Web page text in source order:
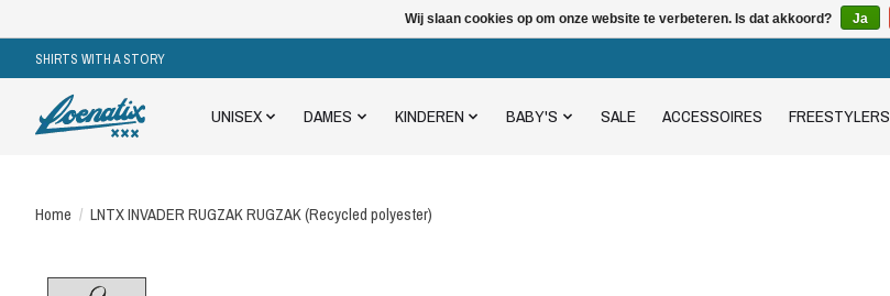
SHIRTS WITH A STORY
UNISEX DAMES KINDEREN BABY'S SALE ACCESSOIRES FREESTYLERS
Home / LNTX INVADER RUGZAK RUGZAK (Recycled polyester)
Wij slaan cookies op om onze website te verbeteren. Is dat akkoord? Ja